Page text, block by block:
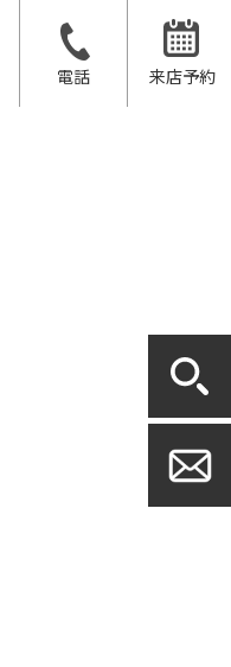
電話
来店予約